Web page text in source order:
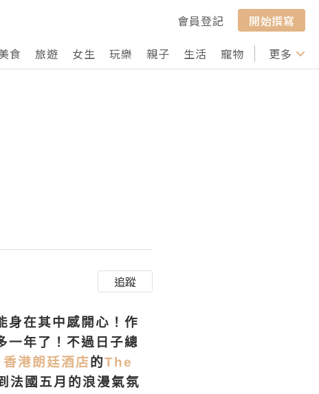
會員登記
開始撰寫
食 旅遊 女生 玩樂 親子 生活 寵物 行山 打卡
更多
追蹤
身在其中感開心！作
一年了！不過日子總
港朗廷酒店的The
法國五月的浪漫氣氛